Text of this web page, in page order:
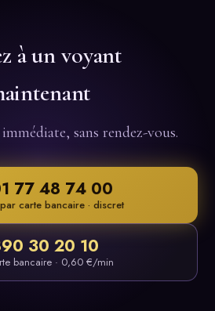
à un voyant
sans rendez-vous.
77 48 74 00
carte bancaire · discret
30 20 10
bancaire · 0,60 €/min